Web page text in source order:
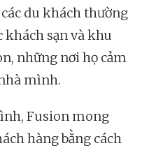
du khách thường
khách sạn và khu
những nơi họ cảm
mình.
Fusion mong
hàng bằng cách